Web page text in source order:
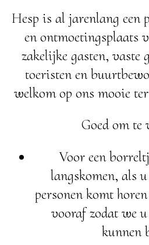
Hesp is al jarenlang een
en ontmoetingsplaats
zakelijke gasten, vaste
toeristen en
welkom op ons mooie
Goed om te
Voor een
langskomen, als
personen komt
vooraf zodat we
kunnen